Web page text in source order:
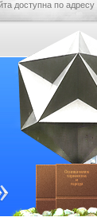
доступна по адресу